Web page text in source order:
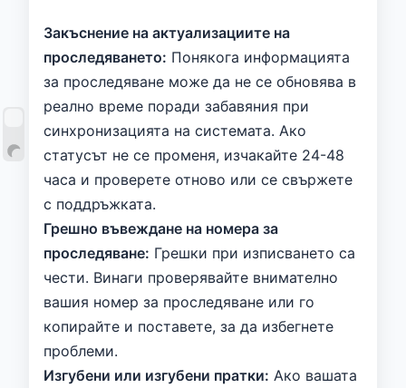
Закъснение на актуализациите на
проследяването: Понякога информацията
за проследяване може да не се обновява в
реално време поради забавяния при
синхронизацията на системата. Ако
статусът не се променя, изчакайте 24-48
часа и проверете отново или се свържете
с поддръжката.
Грешно въвеждане на номера за
проследяване: Грешки при изписването са
чести. Винаги проверявайте внимателно
вашия номер за проследяване или го
копирайте и поставете, за да избегнете
проблеми.
Изгубени или изгубени пратки: Ако вашата